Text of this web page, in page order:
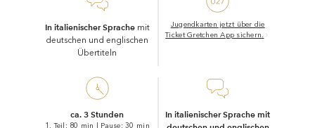
Leitung von Philippe Jordan verkörpern Vladislav Sulimsky
und Asmik Grigorian ein Paar, das in Leidenschaft,
Wahnsinn und Bluttaten vereint ist.
Christian Longchamp
In italienischer Sprachemit
deutschen und englischen
Übertiteln
Jugendkarten jetzt über die
Ticket Gretchen App sichern.
ca. 3 Stunden
1. Teil: 80 min
Pause: 30 min
In italienischer Sprache mit